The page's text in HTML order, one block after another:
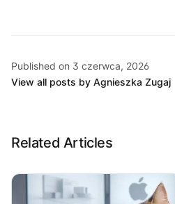
Published on 3 czerwca, 2026
View all posts by Agnieszka Zugaj
Related Articles